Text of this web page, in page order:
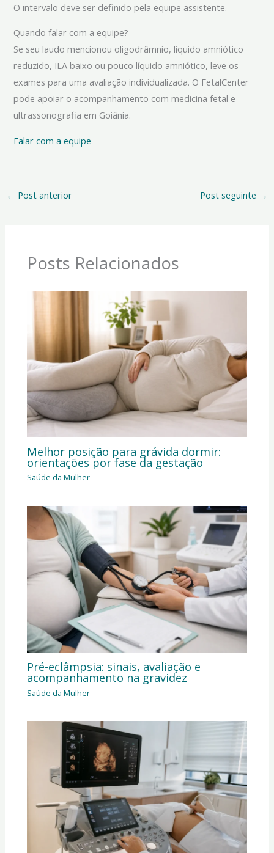
O intervalo deve ser definido pela equipe assistente.
Quando falar com a equipe?
Se seu laudo mencionou oligodrâmnio, líquido amniótico
reduzido, ILA baixo ou pouco líquido amniótico, leve os
exames para uma avaliação individualizada. O FetalCenter
pode apoiar o acompanhamento com medicina fetal e
ultrassonografia em Goiânia.
Falar com a equipe
← Post anterior Post seguinte →
Posts Relacionados
Melhor posição para grávida dormir:
orientações por fase da gestação
Saúde da Mulher
Pré-eclâmpsia: sinais, avaliação e
acompanhamento na gravidez
Saúde da Mulher